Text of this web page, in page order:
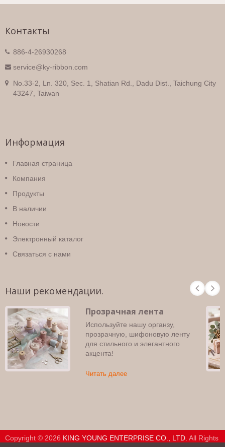
Контакты
886-4-26930268
service@ky-ribbon.com
No.33-2, Ln. 320, Sec. 1, Shatian Rd., Dadu Dist., Taichung City
43247, Taiwan
Информация
Главная страница
Компания
Продукты
В наличии
Новости
Электронный каталог
Связаться с нами
Наши рекомендации.
Прозрачная лента
Используйте нашу органзу,
прозрачную, шифоновую ленту
для стильного и элегантного
акцента!
Читать далее
Copyright © 2026 KING YOUNG ENTERPRISE CO., LTD. All Rights